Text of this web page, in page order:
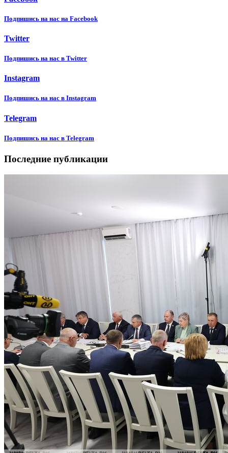
Подпишиcь на нас на Facebook
Twitter
Подпишиcь на нас в Twitter
Instagram
Подпишиcь на нас в Instagram
Telegram
Подпишиcь на нас в Telegram
Последние публикации